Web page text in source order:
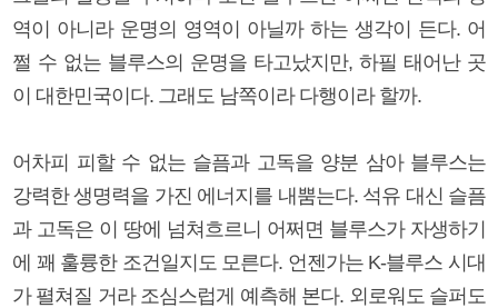
역이 아니라 운명의 영역이 아닐까 하는 생각이 든다. 어
쩔 수 없는 블루스의 운명을 타고났지만, 하필 태어난 곳
이 대한민국이다. 그래도 남쪽이라 다행이라 할까.
어차피 피할 수 없는 슬픔과 고독을 양분 삼아 블루스는
강력한 생명력을 가진 에너지를 내뿜는다. 석유 대신 슬픔
과 고독은 이 땅에 넘쳐흐르니 어쩌면 블루스가 자생하기
에 꽤 훌륭한 조건일지도 모른다. 언젠가는 K-블루스 시대
가 펼쳐질 거라 조심스럽게 예측해 본다. 외로워도 슬퍼도